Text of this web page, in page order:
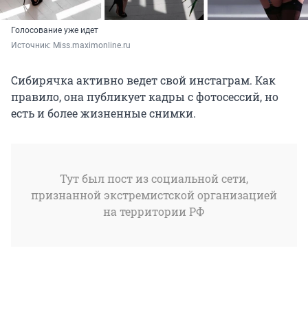
Голосование уже идет
Источник: Miss.maximonline.ru
Сибирячка активно ведет свой инстаграм. Как
правило, она публикует кадры с фотосессий, но
есть и более жизненные снимки.
Тут был пост из социальной сети,
признанной экстремистской организацией
на территории РФ